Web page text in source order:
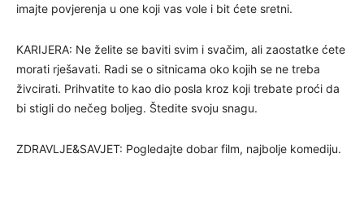
imajte povjerenja u one koji vas vole i bit ćete sretni.
KARIJERA: Ne želite se baviti svim i svačim, ali zaostatke ćete
morati rješavati. Radi se o sitnicama oko kojih se ne treba
živcirati. Prihvatite to kao dio posla kroz koji trebate proći da
bi stigli do nečeg boljeg. Štedite svoju snagu.
ZDRAVLJE&SAVJET: Pogledajte dobar film, najbolje komediju.